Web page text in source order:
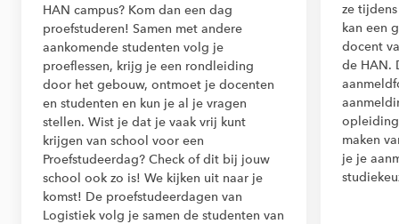
HAN campus? Kom dan een dag
proefstuderen! Samen met andere
aankomende studenten volg je
proeflessen, krijg je een rondleiding
door het gebouw, ontmoet je docenten
en studenten en kun je al je vragen
stellen. Wist je dat je vaak vrij kunt
krijgen van school voor een
Proefstudeerdag? Check of dit bij jouw
school ook zo is! We kijken uit naar je
komst! De proefstudeerdagen van
Logistiek volg je samen de studenten van
ze
kan een
docent
de HAN.
maken
je je